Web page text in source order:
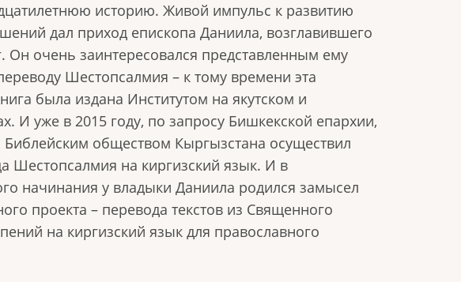
историю. Живой импульс к развитию
дал приход епископа Даниила, возглавившего
Он очень заинтересовался представленным ему
Шестопсалмия – к тому времени эта
была издана Институтом на якутском и
И уже в 2015 году, по запросу Бишкекской епархии,
обществом Кыргызстана осуществил
Шестопсалмия на киргизский язык. И в
начинания у владыки Даниила родился замысел
проекта – перевода текстов из Священного
на киргизский язык для православного